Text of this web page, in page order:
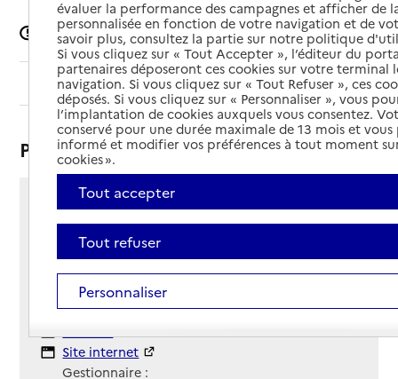
Signaler une erreur
Sommaire
Présentation
Rue Léon Jacquerez
- Foucharupt
88100 - Saint-Dié-des-Vosges
Voir itinéraire
Téléphone :
03 29 52 81 00
Site Internet
Site internet
Gestionnaire :
évaluer la performance des campagnes et afficher de
personnalisée en fonction de votre navigation et de
savoir plus, consultez la partie sur notre politique
Si vous cliquez sur « Tout Accepter », l’éditeur du
partenaires déposeront ces cookies sur votre terminal
navigation. Si vous cliquez sur « Tout Refuser », ces
déposés. Si vous cliquez sur « Personnaliser », vous
l’implantation de cookies auxquels vous consentez.
conservé pour une durée maximale de 13 mois et
informé et modifier vos préférences à tout moment
cookies ».
Tout accepter
Tout refuser
Personnaliser